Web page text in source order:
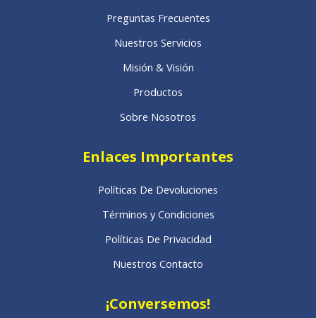
Preguntas Frecuentes
Nuestros Servicios
Misión & Visión
Productos
Sobre Nosotros
Enlaces Importantes
Políticas De Devoluciones
Términos y Condiciones
Políticas De Privacidad
Nuestros Contacto
¡Conversemos!